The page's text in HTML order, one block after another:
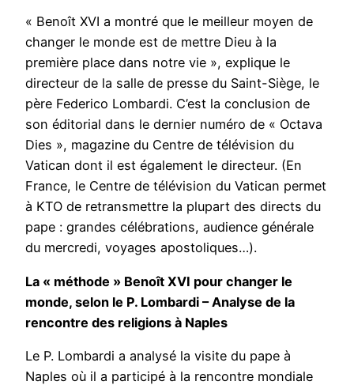
« Benoît XVI a montré que le meilleur moyen de
changer le monde est de mettre Dieu à la
première place dans notre vie », explique le
directeur de la salle de presse du Saint-Siège, le
père Federico Lombardi. C’est la conclusion de
son éditorial dans le dernier numéro de « Octava
Dies », magazine du Centre de télévision du
Vatican dont il est également le directeur. (En
France, le Centre de télévision du Vatican permet
à KTO de retransmettre la plupart des directs du
pape : grandes célébrations, audience générale
du mercredi, voyages apostoliques…).
La « méthode » Benoît XVI pour changer le
monde, selon le P. Lombardi – Analyse de la
rencontre des religions à Naples
Le P. Lombardi a analysé la visite du pape à
Naples où il a participé à la rencontre mondiale